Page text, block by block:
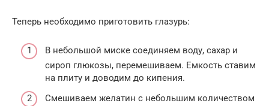
Теперь необходимо приготовить глазурь:
В небольшой миске соединяем воду, сахар и
сироп глюкозы, перемешиваем. Емкость ставим
на плиту и доводим до кипения.
Смешиваем желатин с небольшим количеством